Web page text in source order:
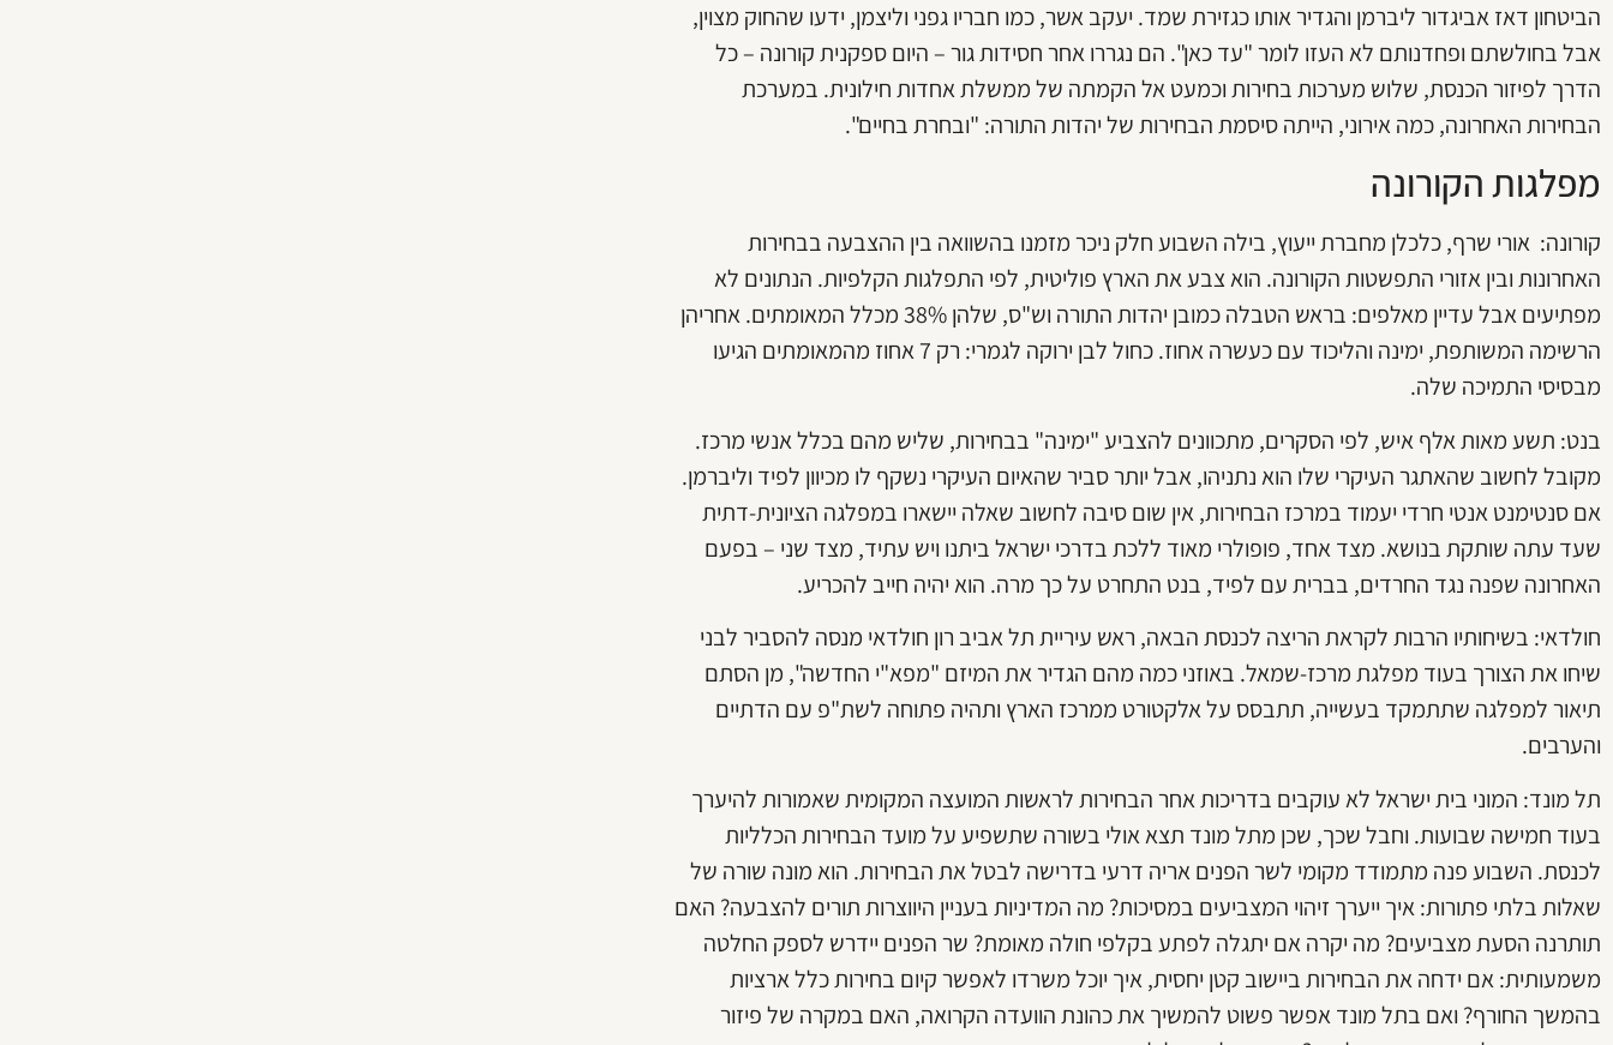
הביטחון דאז אביגדור ליברמן והגדיר אותו כגזירת שמד. יעקב אשר, כמו חבריו גפני וליצמן, ידעו שהחוק מצוין,
אבל בחולשתם ופחדנותם לא העזו לומר "עד כאן". הם נגררו אחר חסידות גור – היום ספקנית קורונה – כל
הדרך לפיזור הכנסת, שלוש מערכות בחירות וכמעט אל הקמתה של ממשלת אחדות חילונית. במערכת
הבחירות האחרונה, כמה אירוני, הייתה סיסמת הבחירות של יהדות התורה: "ובחרת בחיים".
מפלגות הקורונה
קורונה: אורי שרף, כלכלן מחברת ייעוץ, בילה השבוע חלק ניכר מזמנו בהשוואה בין ההצבעה בבחירות
האחרונות ובין אזורי התפשטות הקורונה. הוא צבע את הארץ פוליטית, לפי התפלגות הקלפיות. הנתונים לא
מפתיעים אבל עדיין מאלפים: בראש הטבלה כמובן יהדות התורה וש"ס, שלהן 38% מכלל המאומתים. אחריהן
הרשימה המשותפת, ימינה והליכוד עם כעשרה אחוז. כחול לבן ירוקה לגמרי: רק 7 אחוז מהמאומתים הגיעו
מבסיסי התמיכה שלה.
בנט: תשע מאות אלף איש, לפי הסקרים, מתכוונים להצביע "ימינה" בבחירות, שליש מהם בכלל אנשי מרכז.
מקובל לחשוב שהאתגר העיקרי שלו הוא נתניהו, אבל יותר סביר שהאיום העיקרי נשקף לו מכיוון לפיד וליברמן.
אם סנטימנט אנטי חרדי יעמוד במרכז הבחירות, אין שום סיבה לחשוב שאלה יישארו במפלגה הציונית-דתית
שעד עתה שותקת בנושא. מצד אחד, פופולרי מאוד ללכת בדרכי ישראל ביתנו ויש עתיד, מצד שני – בפעם
האחרונה שפנה נגד החרדים, בברית עם לפיד, בנט התחרט על כך מרה. הוא יהיה חייב להכריע.
חולדאי: בשיחותיו הרבות לקראת הריצה לכנסת הבאה, ראש עיריית תל אביב רון חולדאי מנסה להסביר לבני
שיחו את הצורך בעוד מפלגת מרכז-שמאל. באוזני כמה מהם הגדיר את המיזם "מפא"י החדשה", מן הסתם
תיאור למפלגה שתתמקד בעשייה, תתבסס על אלקטורט ממרכז הארץ ותהיה פתוחה לשת"פ עם הדתיים
והערבים.
תל מונד: המוני בית ישראל לא עוקבים בדריכות אחר הבחירות לראשות המועצה המקומית שאמורות להיערך
בעוד חמישה שבועות. וחבל שכך, שכן מתל מונד תצא אולי בשורה שתשפיע על מועד הבחירות הכלליות
לכנסת. השבוע פנה מתמודד מקומי לשר הפנים אריה דרעי בדרישה לבטל את הבחירות. הוא מונה שורה של
שאלות בלתי פתורות: איך ייערך זיהוי המצביעים במסיכות? מה המדיניות בעניין היווצרות תורים להצבעה? האם
תותרנה הסעת מצביעים? מה יקרה אם יתגלה לפתע בקלפי חולה מאומת? שר הפנים יידרש לספק החלטה
משמעותית: אם ידחה את הבחירות ביישוב קטן יחסית, איך יוכל משרדו לאפשר קיום בחירות כלל ארציות
בהמשך החורף? ואם בתל מונד אפשר פשוט להמשיך את כהונת הוועדה הקרואה, האם במקרה של פיזור